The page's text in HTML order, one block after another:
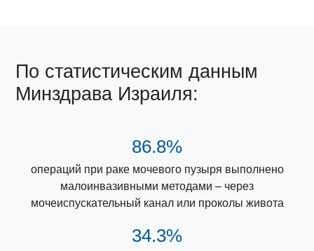
По статистическим данным
Минздрава Израиля:
86.8%
операций при раке мочевого пузыря выполнено
малоинвазивными методами – через
мочеиспускательный канал или проколы живота
34.3%